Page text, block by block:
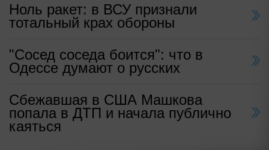
Ноль ракет: в ВСУ признали
тотальный крах обороны
"Сосед соседа боится": что в
Одессе думают о русских
Сбежавшая в США Машкова
попала в ДТП и начала публично
каяться